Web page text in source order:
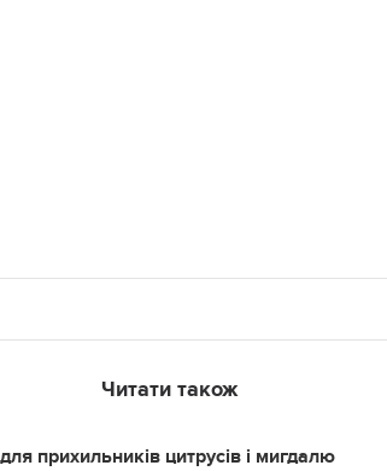
Читати також
прихильників цитрусів і мигдалю